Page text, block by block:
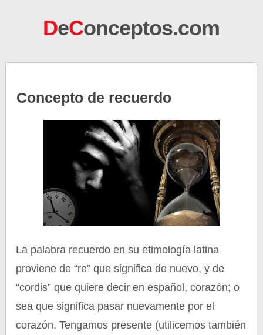
DeConceptos.com
Concepto de recuerdo
La palabra recuerdo en su etimología latina
proviene de “re” que significa de nuevo, y de
“cordis” que quiere decir en español, corazón; o
sea que significa pasar nuevamente por el
corazón. Tengamos presente (utilicemos también